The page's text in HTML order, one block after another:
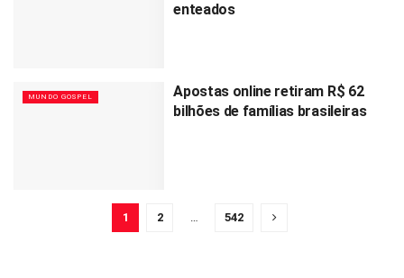
enteados
MUNDO GOSPEL
Apostas online retiram R$ 62
bilhões de famílias brasileiras
1 2 542